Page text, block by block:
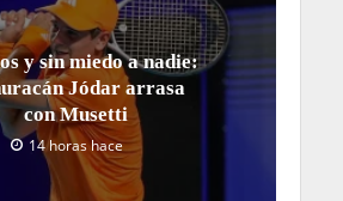
y sin miedo a nadie:
Jódar arrasa
con Musetti
14 horas hace